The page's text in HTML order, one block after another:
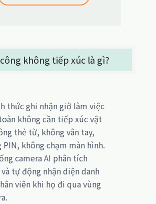
không tiếp xúc là gì?
thức ghi nhận giờ làm việc
không cần tiếp xúc vật
thẻ từ, không vân tay,
PIN, không chạm màn hình.
camera AI phân tích
tự động nhận diện danh
viên khi họ đi qua vùng